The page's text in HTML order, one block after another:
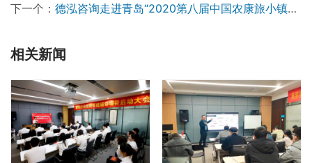
下一个： 德泓咨询走进青岛“2020第八届中国农康旅小镇项目实操高端总裁峰会暨优质产业资源对接大会”
相关新闻